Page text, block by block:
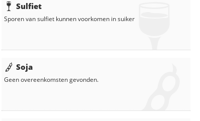
Sulfiet
Sporen van sulfiet kunnen voorkomen insuiker
Soja
Geen overeenkomsten gevonden.